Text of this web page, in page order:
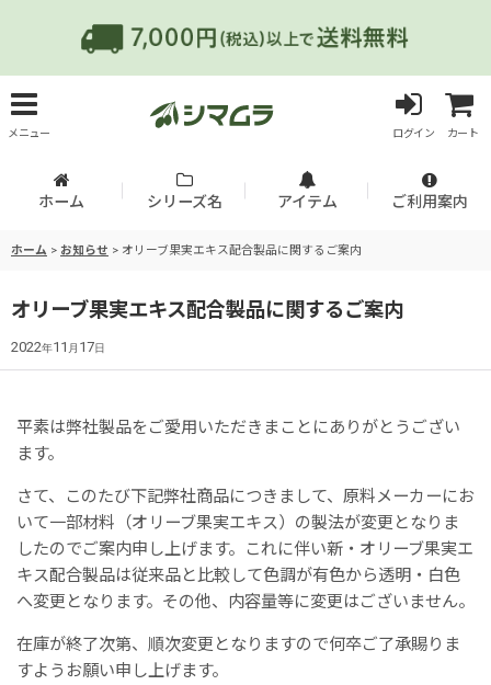
メニュー ログイン カート
ホーム シリーズ名 アイテム ご利用案内
ホーム > お知らせ > オリーブ果実エキス配合製品に関するご案内
オリーブ果実エキス配合製品に関するご案内
2022年11 月 17日
平素は弊社製品をご愛用いただきまことにありがとうござい
ます。
さて、このたび下記弊社商品につきまして、原料メーカーにお
いて一部材料（オリーブ果実エキス）の製法が変更となりま
したのでご案内申し上げます。これに伴い新・オリーブ果実エ
キス配合製品は従来品と比較して色調が有色から透明・白色
へ変更となります。その他、内容量等に変更はございません。
在庫が終了次第、順次変更となりますので何卒ご了承賜りま
すようお願い申し上げます。